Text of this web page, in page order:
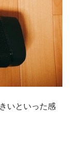
いといった感